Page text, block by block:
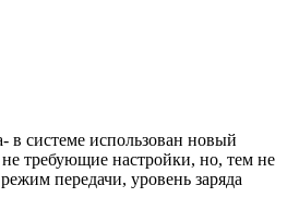
в системе использован новый
требующие настройки, но, тем не
передачи, уровень заряда